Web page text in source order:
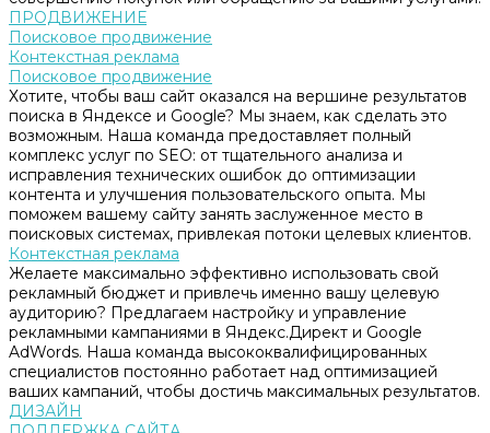
ПРОДВИЖЕНИЕ
Поисковое продвижение
Контекстная реклама
Поисковое продвижение
Хотите, чтобы ваш сайт оказался на вершине результатов
поиска в Яндексе и Google? Мы знаем, как сделать это
возможным. Наша команда предоставляет полный
комплекс услуг по SEO: от тщательного анализа и
исправления технических ошибок до оптимизации
контента и улучшения пользовательского опыта. Мы
поможем вашему сайту занять заслуженное место в
поисковых системах, привлекая потоки целевых клиентов.
Контекстная реклама
Желаете максимально эффективно использовать свой
рекламный бюджет и привлечь именно вашу целевую
аудиторию? Предлагаем настройку и управление
рекламными кампаниями в Яндекс.Директ и Google
AdWords. Наша команда высококвалифицированных
специалистов постоянно работает над оптимизацией
ваших кампаний, чтобы достичь максимальных результатов.
ДИЗАЙН